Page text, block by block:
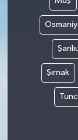
Şırnak